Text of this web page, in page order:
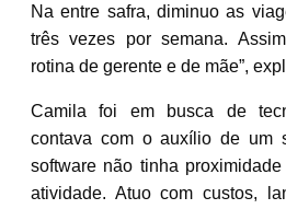
Na entre safra, diminuo as
três vezes por semana.
rotina de gerente e de mãe”,
Camila foi em busca de
contava com o auxílio de um
software não tinha
atividade. Atuo com custos,